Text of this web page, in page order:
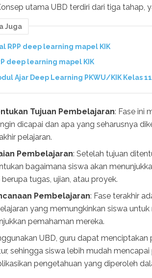
utama UBD terdiri dari tiga tahap,
Juga
RPP deep learning mapel KIK
deep learning mapel KIK
Ajar Deep Learning PKWU/KIK Kelas
Tujuan Pembelajaran: Fase ini
dicapai dan apa yang seharusnya
pelajaran.
Pembelajaran: Setelah tujuan
bagaimana siswa akan
tugas, ujian, atau proyek.
Pembelajaran: Fase terakhir
yang memungkinkan siswa
pemahaman mereka.
UBD, guru dapat
sehingga siswa lebih mudah
pengetahuan yang diperoleh